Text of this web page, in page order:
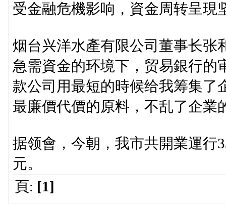
受金融危機影响，資金周转呈現
烟台兴洋水產有限公司董事长张
急需資金的环境下，贸易銀行的
款公司用最短的時候给我筹集了
最廉價代價的原料，不乱了企業
据领會，今朝，我市共開業運行
元。
頁: [1]